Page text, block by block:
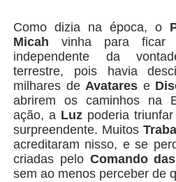
Como dizia na época, o
Micah vinha para ficar
independente da
terrestre, pois havia
milhares deAvatares e
abrirem os caminhos na
ação, a Luzpoderia
surpreendente. Muitos
acreditaram nisso, e se
criadas pelo Comando
sem ao menos perceber de